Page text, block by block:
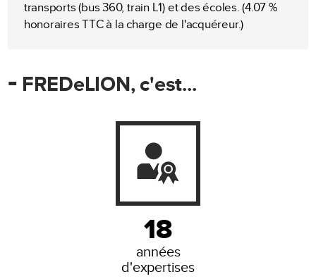
transports (bus 360, train L1) et des écoles. (4.07 %
honoraires TTC à la charge de l'acquéreur.)
- FREDeLION, c'est...
18
années
d'expertises